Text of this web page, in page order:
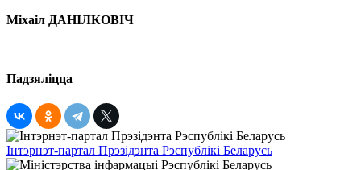
Міхаіл ДАНІЛКОВІЧ
Падзяліцца
Інтэрнэт-партал Прэзідэнта Рэспублікі Беларусь